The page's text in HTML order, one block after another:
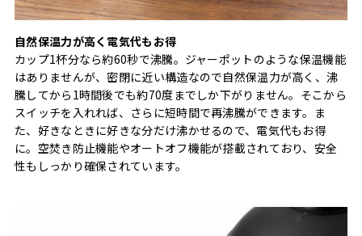
⾃然保温⼒が⾼く電気代もお得
カップ1杯分なら約60秒で沸騰。ジャーポットのような保温機能
はありませんが、密閉に近い構造なので⾃然保温⼒が⾼く、沸
騰してから1時間後でも約70度までしか下がりません。そこから
スイッチを⼊れれば、さらに短時間で再沸騰ができます。ま
た、好きなときに好きな分だけ沸かせるので、電気代もお得
に。空焚き防止機能やオートオフ機能が搭載されており、安全
性もしっかり確保されています。